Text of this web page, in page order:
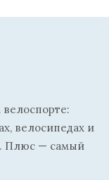
велосипедах и
Плюс — самый